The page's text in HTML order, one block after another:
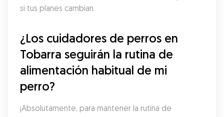
si tus planes cambian.
¿Los cuidadores de perros en
Tobarra seguirán la rutina de
alimentación habitual de mi
perro?
¡Absolutamente, para mantener la rutina de